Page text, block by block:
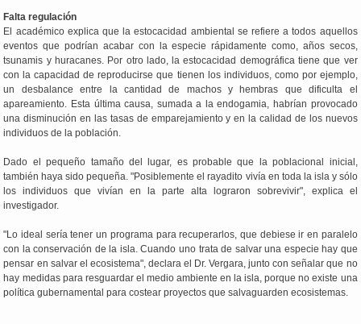
Falta regulación
El académico explica que la estocacidad ambiental se refiere a todos aquellos
eventos que podrían acabar con la especie rápidamente como, años secos,
tsunamis y huracanes. Por otro lado, la estocacidad demográfica tiene que ver
con la capacidad de reproducirse que tienen los individuos, como por ejemplo,
un desbalance entre la cantidad de machos y hembras que dificulta el
apareamiento. Esta última causa, sumada a la endogamia, habrían provocado
una disminución en las tasas de emparejamiento y en la calidad de los nuevos
individuos de la población.
Dado el pequeño tamaño del lugar, es probable que la poblacional inicial,
también haya sido pequeña. "Posiblemente el rayadito vivía en toda la isla y sólo
los individuos que vivían en la parte alta lograron sobrevivir", explica el
investigador.
"Lo ideal sería tener un programa para recuperarlos, que debiese ir en paralelo
con la conservación de la isla. Cuando uno trata de salvar una especie hay que
pensar en salvar el ecosistema", declara el Dr. Vergara, junto con señalar que no
hay medidas para resguardar el medio ambiente en la isla, porque no existe una
política gubernamental para costear proyectos que salvaguarden ecosistemas.